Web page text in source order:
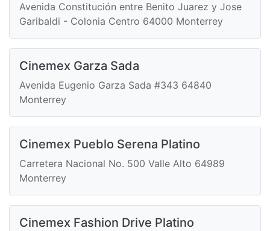
Avenida Constitución entre Benito Juarez y Jose
Garibaldi - Colonia Centro 64000 Monterrey
Cinemex Garza Sada
Avenida Eugenio Garza Sada #343 64840
Monterrey
Cinemex Pueblo Serena Platino
Carretera Nacional No. 500 Valle Alto 64989
Monterrey
Cinemex Fashion Drive Platino